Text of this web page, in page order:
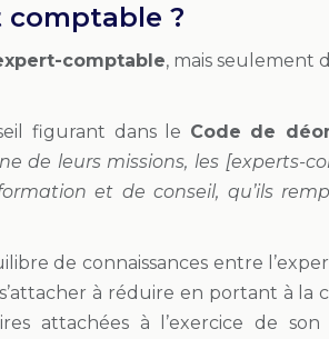
comptable ?
comptable, mais seulement
figurant dans le Code de
de leurs missions, les [experts-
et de conseil, qu’ils
de connaissances entre
à réduire en portant à la
attachées à l’exercice de